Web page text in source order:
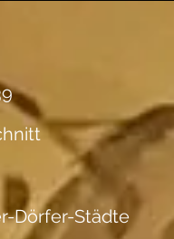
Dörfer-Städte